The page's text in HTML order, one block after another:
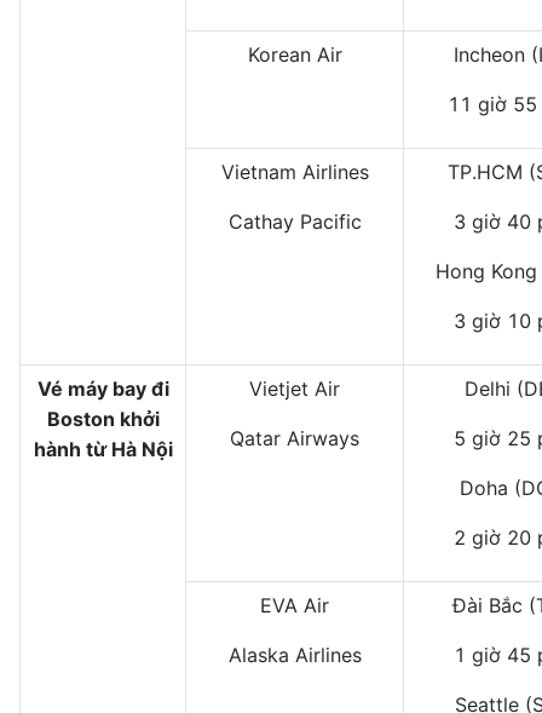
Korean Air Incheon
11 giờ
Vietnam Airlines
Cathay Pacific
TP.HCM
3 giờ 40
Hong Kong
3 giờ 10
Vé máy bay đi
Boston khởi
hành từ Hà Nội
Vietjet Air
Qatar Airways
Delhi
5 giờ 25
Doha
2 giờ 20
EVA Air
Alaska Airlines
Đài Bắc
1 giờ 45
Seattle